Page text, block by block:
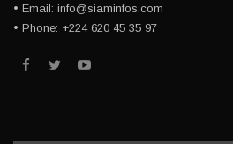
• Email: info@siaminfos.com
• Phone: +224 620 45 35 97